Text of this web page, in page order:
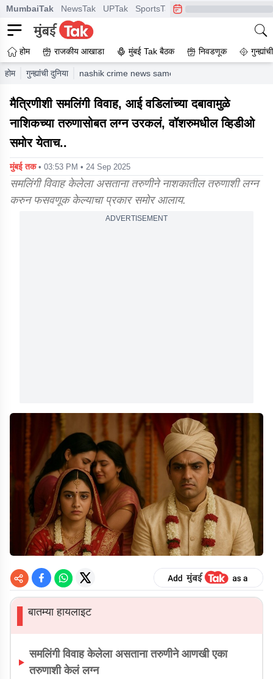
MumbaiTak NewsTak UPTak SportsTak CrimeTak
होम राजकीय आखाडा मुंबई Tak बैठक निवडणूक
होम गुन्ह्यांची दुनिया nashik crime news same sex marriage and fraud
मैत्रिणीशी समलिंगी विवाह, आई वडिलांच्या दबावामुळे
नाशिकच्या तरुणासोबत लग्न उरकलं, वॉशरुमधील व्हिडीओ
समोर येताच..
मुंबई तक • 03:53 PM • 24 Sep 2025
समलिंगी विवाह केलेला असताना तरुणीने नाशकातील तरुणाशी लग्न
करुन फसवणूक केल्याचा प्रकार समोर आलाय.
ADVERTISEMENT
▌बातम्या हायलाइट
समलिंगी विवाह केलेला असताना तरुणीने आणखी एका
तरुणाशी केलं लग्न